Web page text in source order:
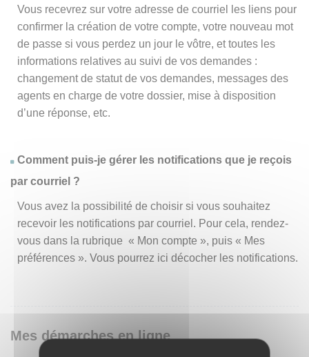
Vous recevrez sur votre adresse de courriel les liens pour
confirmer la création de votre compte, votre nouveau mot
de passe si vous perdez un jour le vôtre, et toutes les
informations relatives au suivi de vos demandes :
changement de statut de vos demandes, messages des
agents en charge de votre dossier, mise à disposition
d’une réponse, etc.
Comment puis-je gérer les notifications que je reçois
par courriel ?
Vous avez la possibilité de choisir si vous souhaitez
recevoir les notifications par courriel. Pour cela, rendez-
vous dans la rubrique « Mon compte », puis « Mes
préférences ». Vous pourrez ici décocher les notifications.
Mes démarches en ligne